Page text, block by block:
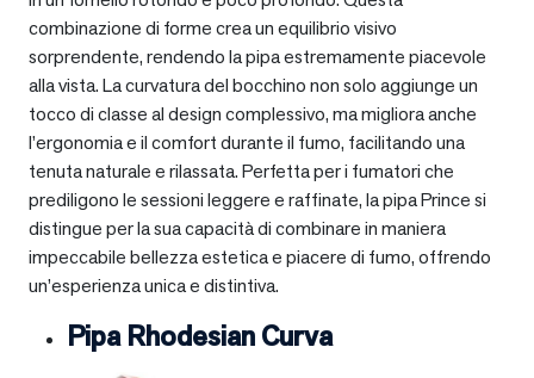
combinazione di forme crea un equilibrio visivo
sorprendente, rendendo la pipa estremamente piacevole
alla vista. La curvatura del bocchino non solo aggiunge un
tocco di classe al design complessivo, ma migliora anche
l’ergonomia e il comfort durante il fumo, facilitando una
tenuta naturale e rilassata. Perfetta per i fumatori che
prediligono le sessioni leggere e raffinate, la pipa Prince si
distingue per la sua capacità di combinare in maniera
impeccabile bellezza estetica e piacere di fumo, offrendo
un’esperienza unica e distintiva.
Pipa Rhodesian Curva